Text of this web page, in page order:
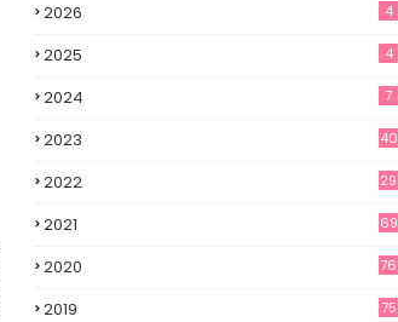
2026 4
2025 4
2024 7
2023 40
2022 29
2021 69
2020 76
2019 75